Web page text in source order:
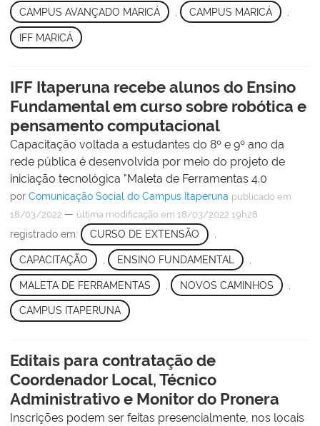
CAMPUS AVANÇADO MARICÁ CAMPUS MARICÁ
IFF MARICÁ
IFF Itaperuna recebe alunos do Ensino
Fundamental em curso sobre robótica e
pensamento computacional
Capacitação voltada a estudantes do 8º e 9º ano da
rede pública é desenvolvida por meio do projeto de
iniciação tecnológica "Maleta de Ferramentas 4.0
por Comunicação Social do Campus Itaperuna publicado em
18/03/2022 — última modificação em 18/03/2022 19h28
registrado em: CURSO DE EXTENSÃO ,
CAPACITAÇÃO ENSINO FUNDAMENTAL
MALETA DE FERRAMENTAS NOVOS CAMINHOS
CAMPUS ITAPERUNA
Editais para contratação de
Coordenador Local, Técnico
Administrativo e Monitor do Pronera
Inscrições podem ser feitas presencialmente, nos locais